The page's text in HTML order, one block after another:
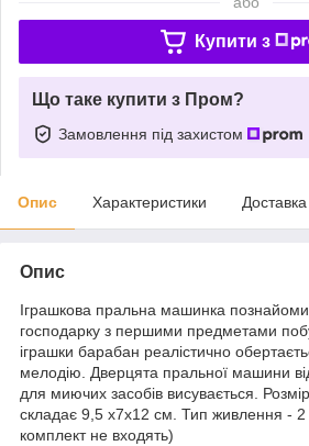
Купити з
Що таке купити з Пром?
Замовлення під захистом
Опис Характеристики Доставка
Опис
Іграшкова пральна машинка
господарку з першими предметами
іграшки барабан реалістично
мелодію. Дверцята пральної машини
для миючих засобів висувається.
складає 9,5 х7х12 см. Тип живлення -
комплект не входять)